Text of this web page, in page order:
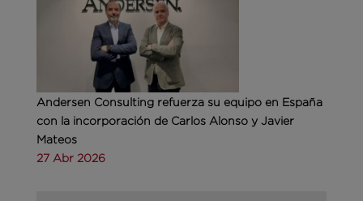
Andersen Consulting refuerza su equipo en España
con la incorporación de Carlos Alonso y Javier
Mateos
27 Abr 2026